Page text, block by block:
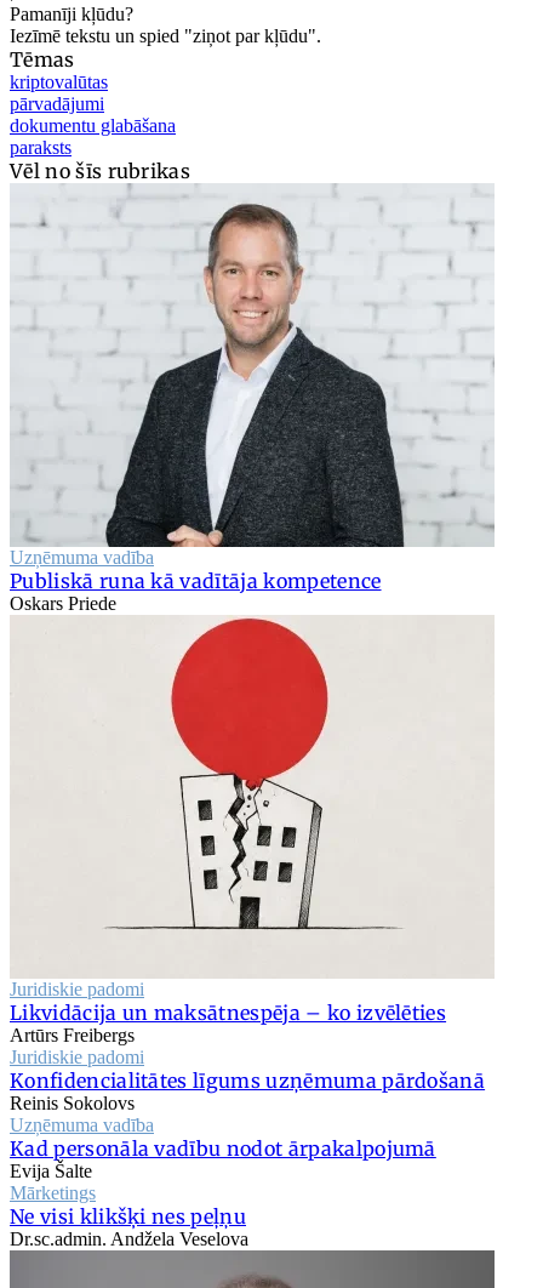
Pamanīji kļūdu?
Iezīmē tekstu un spied "ziņot par kļūdu".
Tēmas
kriptovalūtas
pārvadājumi
dokumentu glabāšana
paraksts
Vēl no šīs rubrikas
Uzņēmuma vadība
Publiskā runa kā vadītāja kompetence
Oskars Priede
Juridiskie padomi
Likvidācija un maksātnespēja – ko izvēlēties
Artūrs Freibergs
Juridiskie padomi
Konfidencialitātes līgums uzņēmuma pārdošanā
Reinis Sokolovs
Uzņēmuma vadība
Kad personāla vadību nodot ārpakalpojumā
Evija Šalte
Mārketings
Ne visi klikšķi nes peļņu
Dr.sc.admin. Andžela Veselova